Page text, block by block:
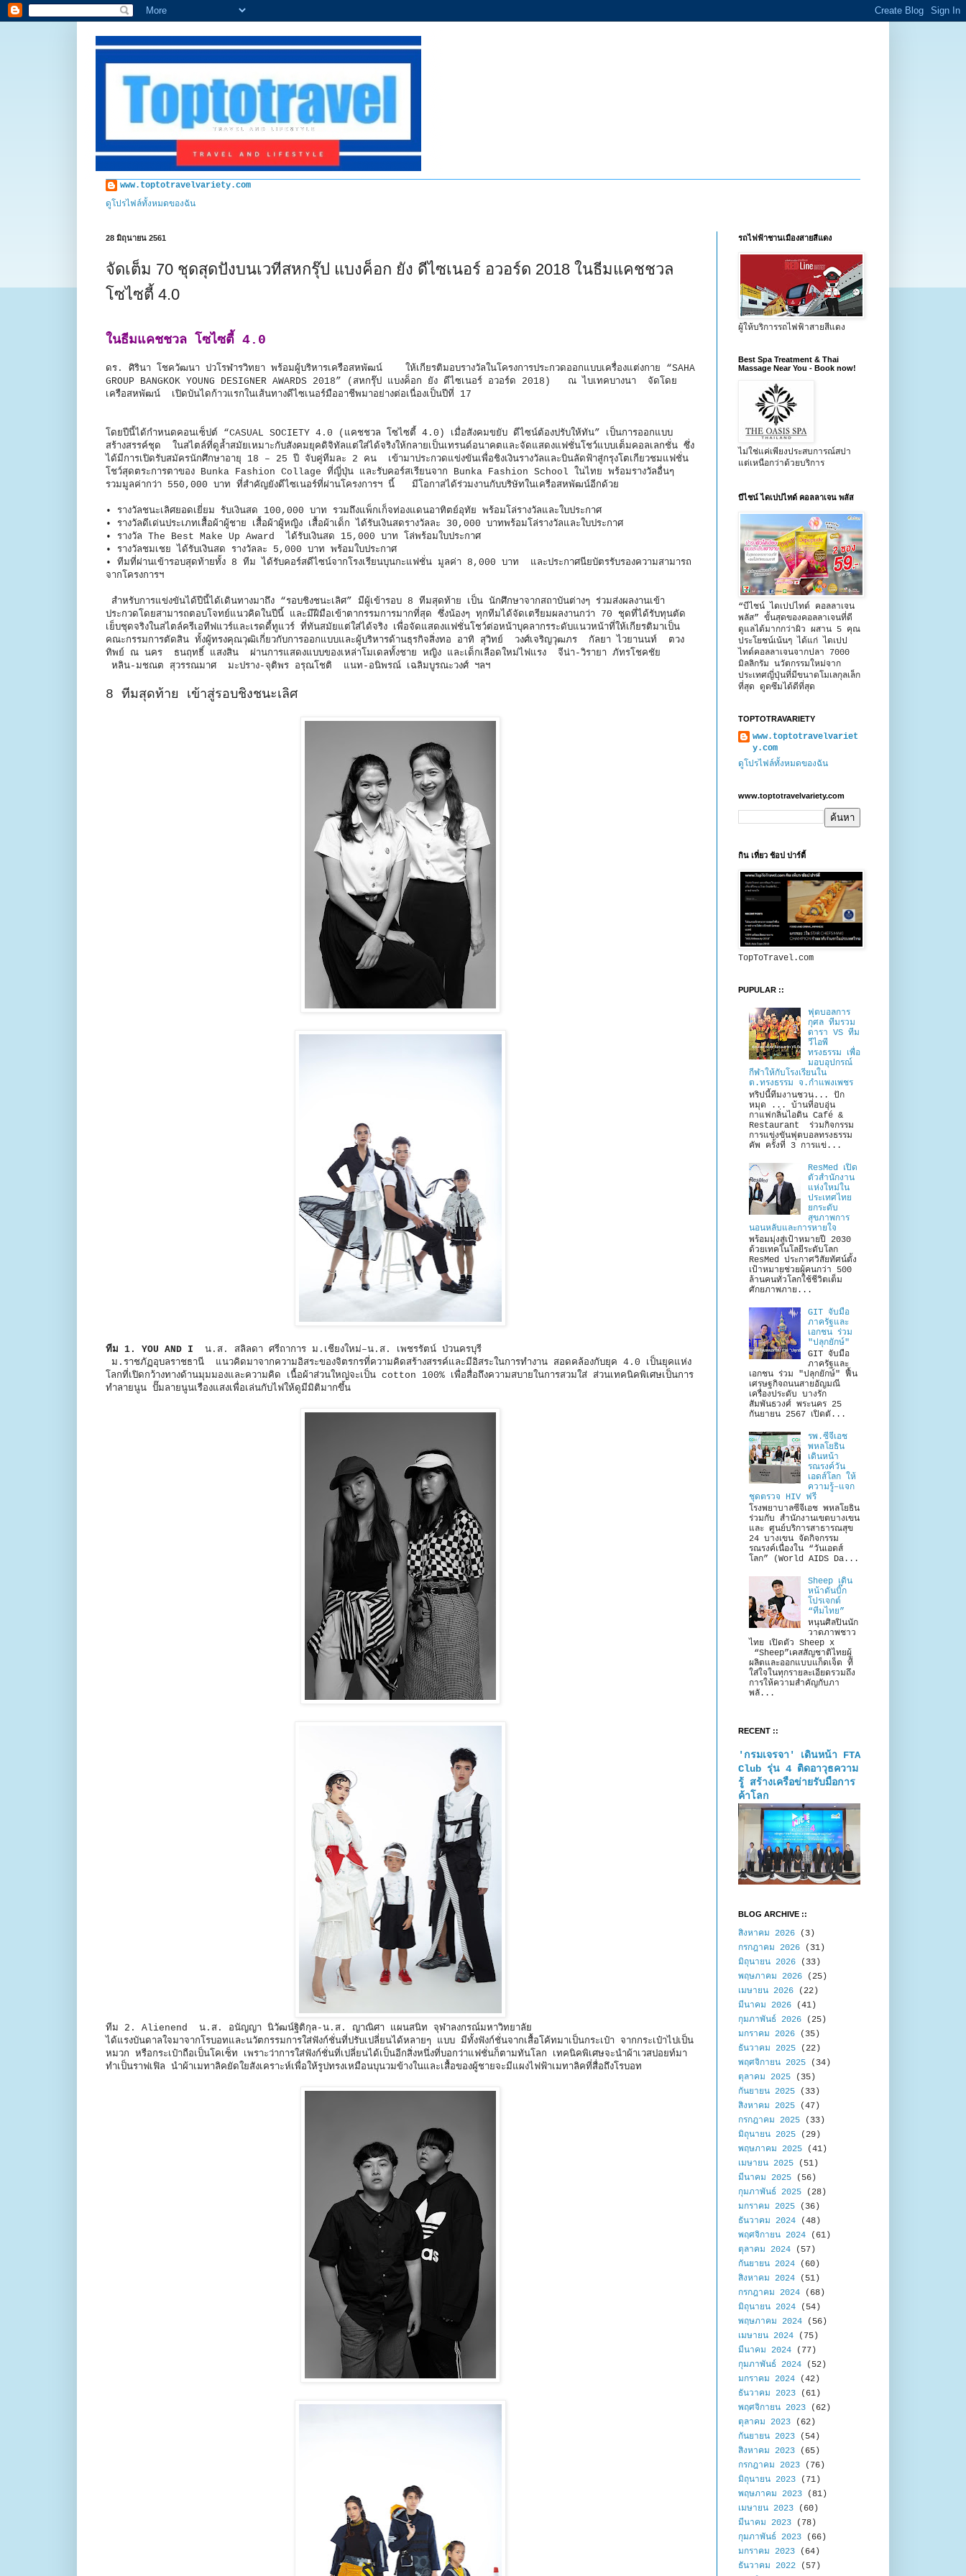
www.toptotravelvariety.com
ดูโปรไฟล์ทั้งหมดของฉัน
28 มิถุนายน 2561
จัดเต็ม 70 ชุดสุดปังบนเวทีสหกรุ๊ป แบงค็อก ยัง ดีไซเนอร์ อวอร์ด 2018 ในธีมแคชชวล
โซไซตี้ 4.0
ในธีมแคชชวล โซไซตี้ 4.0
ดร. ศิรินา โชควัฒนา ปวโรฬารวิทยา พร้อมผู้บริหารเครือสหพัฒน์ ให้เกียรติมอบรางวัลในโครงการประกวดออกแบบเครื่องแต่งกาย “SAHA
GROUP BANGKOK YOUNG DESIGNER AWARDS 2018” (สหกรุ๊ป แบงค็อก ยัง ดีไซเนอร์ อวอร์ด 2018) ณ ไบเทคบางนา จัดโดย
เครือสหพัฒน์ เปิดบันไดก้าวแรกในเส้นทางดีไซเนอร์มืออาชีพมาอย่างต่อเนื่องเป็นปีที่ 17
โดยปีนี้ได้กำหนดคอนเซ็ปต์ “CASUAL SOCIETY 4.0 (แคชชวล โซไซตี้ 4.0) เมื่อสังคมขยับ ดีไซน์ต้องปรับให้ทัน” เป็นการออกแบบ
สร้างสรรค์ชุด ในสไตล์ที่ดูล้ำสมัยเหมาะกับสังคมยุคดิจิทัลแต่ใส่ได้จริงให้กลายเป็นเทรนด์อนาคตและจัดแสดงแฟชั่นโชว์แบบเต็มคอลเลกชั่น ซึ่ง
ได้มีการเปิดรับสมัครนักศึกษาอายุ 18 – 25 ปี จับคู่ทีมละ 2 คน เข้ามาประกวดแข่งขันเพื่อชิงเงินรางวัลและบินลัดฟ้าสู่กรุงโตเกียวชมแฟชั่น
โชว์สุดตระการตาของ Bunka Fashion Collage ที่ญี่ปุ่น และรับคอร์สเรียนจาก Bunka Fashion School ในไทย พร้อมรางวัลอื่นๆ
รวมมูลค่ากว่า 550,000 บาท ที่สำคัญยังดีไซเนอร์ที่ผ่านโครงการฯ นี้ มีโอกาสได้ร่วมงานกับบริษัทในเครือสหพัฒน์อีกด้วย
•
รางวัลชนะเลิศยอดเยี่ยม รับเงินสด 100,000 บาท รวมถึงแพ็กเก็จท่องแดนอาทิตย์อุทัย พร้อมโล่รางวัลและใบประกาศ
•
รางวัลดีเด่นประเภทเสื้อผ้าผู้ชาย เสื้อผ้าผู้หญิง เสื้อผ้าเด็ก ได้รับเงินสดรางวัลละ 30,000 บาทพร้อมโล่รางวัลและใบประกาศ
•
รางวัล The Best Make Up Award ได้รับเงินสด 15,000 บาท โล่พร้อมใบประกาศ
•
รางวัลชมเชย ได้รับเงินสด รางวัลละ 5,000 บาท พร้อมใบประกาศ
•
ทีมที่ผ่านเข้ารอบสุดท้ายทั้ง 8 ทีม ได้รับคอร์สดีไซน์จากโรงเรียนบุนกะแฟชั่น มูลค่า 8,000 บาท และประกาศนียบัตรรับรองความสามารถ
จากโครงการฯ
สำหรับการแข่งขันได้ปีนี้ได้เดินทางมาถึง “รอบชิงชนะเลิศ” มีผู้เข้ารอบ 8 ทีมสุดท้าย เป็น นักศึกษาจากสถาบันต่างๆ ร่วมส่งผลงานเข้า
ประกวดโดยสามารถตอบโจทย์แนวคิดในปีนี้ และมีฝีมือเข้าตากรรมการมากที่สุด ซึ่งน้องๆ ทุกทีมได้จัดเตรียมผลงานกว่า 70 ชุดที่ได้รับทุนตัด
เย็บชุดจริงในสไตล์ครีเอทีฟแวร์และเรดดี้ทูแวร์ ที่ทันสมัยแต่ใส่ได้จริง เพื่อจัดแสดงแฟชั่นโชว์ต่อหน้าบุคลากรระดับแนวหน้าที่ให้เกียรติมาเป็น
คณะกรรมการตัดสิน ทั้งผู้ทรงคุณวุฒิเกี่ยวกับการออกแบบและผู้บริหารด้านธุรกิจสิ่งทอ อาทิ สุวิทย์ วงศ์เจริญวุฒภร กัลยา ไวยานนท์ ตวง
ทิพย์ ณ นคร ธนฤทธิ์ แสงสิน ผ่านการแสดงแบบของเหล่าโมเดลทั้งชาย หญิง และเด็กเลือดใหม่ไฟแรง จีน่า-วิรายา ภัทรโชคชัย
หลิน-มชณต สุวรรณมาศ มะปราง-จุติพร อรุณโชติ แนท-อนิพรณ์ เฉลิมบูรณะวงศ์ ฯลฯ
8 ทีมสุดท้าย เข้าสู่รอบชิงชนะเลิศ
ทีม 1. YOU AND I
น.ส. สลิลดา ศรีถาการ ม.เชียงใหม่–น.ส. เพชรรัตน์ ป่วนครบุรี
ม.ราชภัฏอุบลราชธานี แนวคิดมาจากความอิสระของจิตรกรที่ความคิดสร้างสรรค์และมีอิสระในการทำงาน สอดคล้องกับยุค 4.0 เป็นยุคแห่ง
โลกที่เปิดกว้างทางด้านมุมมองและความคิด เนื้อผ้าส่วนใหญ่จะเป็น cotton 100% เพื่อสื่อถึงความสบายในการสวมใส่ ส่วนเทคนิคพิเศษเป็นการ
ทำลายนูน ปั๊มลายนูนเรืองแสงเพื่อเล่นกับไฟให้ดูมีมิติมากขึ้น
ทีม 2. Alienend น.ส. อนัญญา นิวัฒน์ฐิติกุล-น.ส. ญาณิศา แผนสนิท จุฬาลงกรณ์มหาวิทยาลัย
ได้แรงบันดาลใจมาจากโรบอทและนวัตกรรมการใส่ฟังก์ชั่นที่ปรับเปลี่ยนได้หลายๆ แบบ มีทั้งฟังก์ชั่นจากเสื้อโค้ทมาเป็นกระเป๋า จากกระเป๋าไปเป็น
หมวก หรือกระเป๋าถือเป็นโคเซ็ท เพราะว่าการใส่ฟังก์ชั่นที่เปลี่ยนได้เป็นอีกสิ่งหนึ่งที่บอกว่าแฟชั่นก็ตามทันโลก เทคนิคพิเศษจะนำผ้าเวสปอยท์มา
ทำเป็นราฟเฟิล นำผ้าเมทาลิคยัดใยสังเคราะห์เพื่อให้รูปทรงเหมือนบุนวมข้างในและเสื้อของผู้ชายจะมีแผงไฟฟ้าเมทาลิคที่สื่อถึงโรบอท
รถไฟฟ้าชานเมืองสายสีแดง
ผู้ให้บริการรถไฟฟ้าสายสีแดง
Best Spa Treatment & Thai
Massage Near You - Book now!
ไม่ใช่แค่เพียงประสบการณ์สปา
แต่เหนือกว่าด้วยบริการ
บีไชน์ ไดเปปไทด์ คอลลาเจน พลัส
“บีไชน์ ไดเปปไทด์ คอลลาเจน
พลัส” ขั้นสุดของคอลลาเจนที่ดี
ดูแลได้มากกว่าผิว ผสาน 5 คุณ
ประโยชน์เน้นๆ ได้แก่ ไดเปป
ไทด์คอลลาเจนจากปลา 7000
มิลลิกรัม นวัตกรรมใหม่จาก
ประเทศญี่ปุ่นที่มีขนาดโมเลกุลเล็ก
ที่สุด ดูดซึมได้ดีที่สุด
TOPTOTRAVARIETY
www.toptotravelvariet
y.com
ดูโปรไฟล์ทั้งหมดของฉัน
www.toptotravelvariety.com
กิน เที่ยว ช้อป ปาร์ตี้
TopToTravel.com
PUPULAR ::
ฟุตบอลการ
กุศล ทีมรวม
ดารา VS ทีม
วีไอพี
ทรงธรรม เพื่อ
มอบอุปกรณ์
กีฬาให้กับโรงเรียนใน
ต.ทรงธรรม จ.กำแพงเพชร
ทริปนี้ทีมงานชวน... ปัก
หมุด ... บ้านที่อบอุ่น
กาแฟกลิ่นไอดิน Café &
Restaurant ร่วมกิจกรรม
การแข่งขันฟุตบอลทรงธรรม
คัพ ครั้งที่ 3 การแข่...
ResMed เปิด
ตัวสำนักงาน
แห่งใหม่ใน
ประเทศไทย
ยกระดับ
สุขภาพการ
นอนหลับและการหายใจ
พร้อมมุ่งสู่เป้าหมายปี 2030
ด้วยเทคโนโลยีระดับโลก
ResMed ประกาศวิสัยทัศน์ตั้ง
เป้าหมายช่วยผู้คนกว่า 500
ล้านคนทั่วโลกใช้ชีวิตเต็ม
ศักยภาพภาย...
GIT จับมือ
ภาครัฐและ
เอกชน ร่วม
"ปลุกยักษ์"
GIT จับมือ
ภาครัฐและ
เอกชน ร่วม "ปลุกยักษ์" ฟื้น
เศรษฐกิจถนนสายอัญมณี
เครื่องประดับ บางรัก
สัมพันธวงศ์ พระนคร 25
กันยายน 2567 เปิดตั...
รพ.ซีจีเอช
พหลโยธิน
เดินหน้า
รณรงค์วัน
เอดส์โลก ให้
ความรู้–แจก
ชุดตรวจ HIV ฟรี
โรงพยาบาลซีจีเอช พหลโยธิน
ร่วมกับ สำนักงานเขตบางเขน
และ ศูนย์บริการสาธารณสุข
24 บางเขน จัดกิจกรรม
รณรงค์เนื่องใน “วันเอดส์
โลก” (World AIDS Da...
Sheep เดิน
หน้าดันบิ๊ก
โปรเจกต์
“ทีมไทย”
หนุนศิลปินนัก
วาดภาพชาว
ไทย เปิดตัว Sheep x
“Sheep”เคสสัญชาติไทยผู้
ผลิตและออกแบบแก็ดเจ็ต ที่
ใส่ใจในทุกรายละเอียดรวมถึง
การให้ความสำคัญกับภา
พลั...
RECENT ::
'กรมเจรจา' เดินหน้า FTA
Club รุ่น 4 ติดอาวุธความ
รู้ สร้างเครือข่ายรับมือการ
ค้าโลก
BLOG ARCHIVE ::
สิงหาคม 2026 (3)
กรกฎาคม 2026 (31)
มิถุนายน 2026 (33)
พฤษภาคม 2026 (25)
เมษายน 2026 (22)
มีนาคม 2026 (41)
กุมภาพันธ์ 2026 (25)
มกราคม 2026 (35)
ธันวาคม 2025 (22)
พฤศจิกายน 2025 (34)
ตุลาคม 2025 (35)
กันยายน 2025 (33)
สิงหาคม 2025 (47)
กรกฎาคม 2025 (33)
มิถุนายน 2025 (29)
พฤษภาคม 2025 (41)
เมษายน 2025 (51)
มีนาคม 2025 (56)
กุมภาพันธ์ 2025 (28)
มกราคม 2025 (36)
ธันวาคม 2024 (48)
พฤศจิกายน 2024 (61)
ตุลาคม 2024 (57)
กันยายน 2024 (60)
สิงหาคม 2024 (51)
กรกฎาคม 2024 (68)
มิถุนายน 2024 (54)
พฤษภาคม 2024 (56)
เมษายน 2024 (75)
มีนาคม 2024 (77)
กุมภาพันธ์ 2024 (52)
มกราคม 2024 (42)
ธันวาคม 2023 (61)
พฤศจิกายน 2023 (62)
ตุลาคม 2023 (62)
กันยายน 2023 (54)
สิงหาคม 2023 (65)
กรกฎาคม 2023 (76)
มิถุนายน 2023 (71)
พฤษภาคม 2023 (81)
เมษายน 2023 (60)
มีนาคม 2023 (78)
กุมภาพันธ์ 2023 (66)
มกราคม 2023 (64)
ธันวาคม 2022 (57)